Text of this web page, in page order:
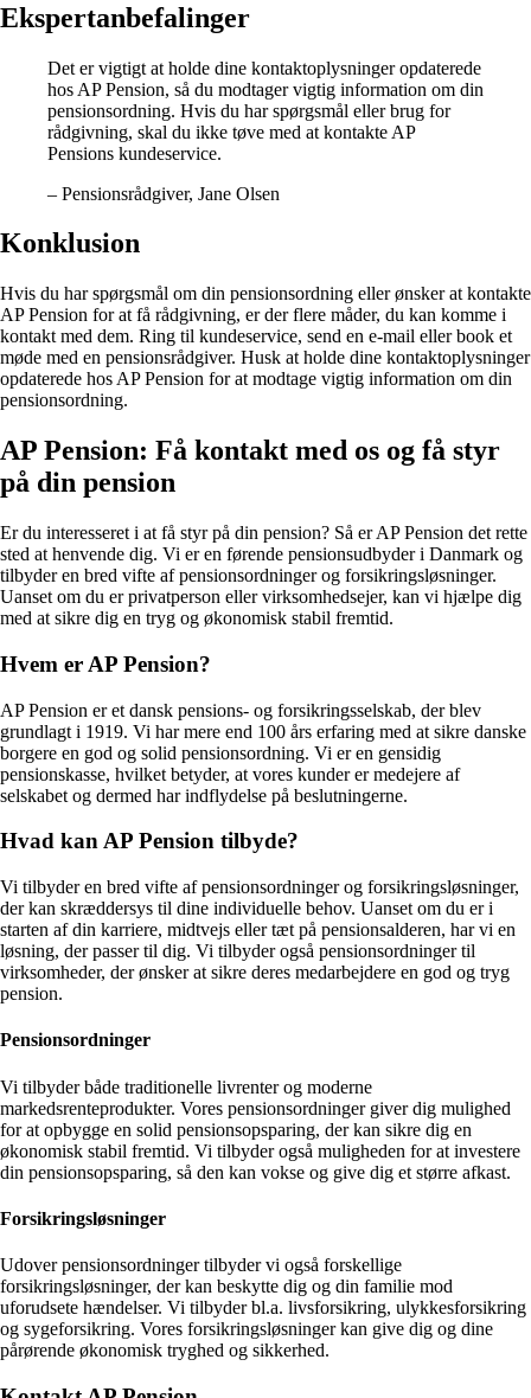
Ekspertanbefalinger
Det er vigtigt at holde dine kontaktoplysninger opdaterede
hos AP Pension, så du modtager vigtig information om din
pensionsordning. Hvis du har spørgsmål eller brug for
rådgivning, skal du ikke tøve med at kontakte AP
Pensions kundeservice.
– Pensionsrådgiver, Jane Olsen
Konklusion
Hvis du har spørgsmål om din pensionsordning eller ønsker at kontakte
AP Pension for at få rådgivning, er der flere måder, du kan komme i
kontakt med dem. Ring til kundeservice, send en e-mail eller book et
møde med en pensionsrådgiver. Husk at holde dine kontaktoplysninger
opdaterede hos AP Pension for at modtage vigtig information om din
pensionsordning.
AP Pension: Få kontakt med os og få styr
på din pension
Er du interesseret i at få styr på din pension? Så er AP Pension det rette
sted at henvende dig. Vi er en førende pensionsudbyder i Danmark og
tilbyder en bred vifte af pensionsordninger og forsikringsløsninger.
Uanset om du er privatperson eller virksomhedsejer, kan vi hjælpe dig
med at sikre dig en tryg og økonomisk stabil fremtid.
Hvem er AP Pension?
AP Pension er et dansk pensions- og forsikringsselskab, der blev
grundlagt i 1919. Vi har mere end 100 års erfaring med at sikre danske
borgere en god og solid pensionsordning. Vi er en gensidig
pensionskasse, hvilket betyder, at vores kunder er medejere af
selskabet og dermed har indflydelse på beslutningerne.
Hvad kan AP Pension tilbyde?
Vi tilbyder en bred vifte af pensionsordninger og forsikringsløsninger,
der kan skræddersys til dine individuelle behov. Uanset om du er i
starten af din karriere, midtvejs eller tæt på pensionsalderen, har vi en
løsning, der passer til dig. Vi tilbyder også pensionsordninger til
virksomheder, der ønsker at sikre deres medarbejdere en god og tryg
pension.
Pensionsordninger
Vi tilbyder både traditionelle livrenter og moderne
markedsrenteprodukter. Vores pensionsordninger giver dig mulighed
for at opbygge en solid pensionsopsparing, der kan sikre dig en
økonomisk stabil fremtid. Vi tilbyder også muligheden for at investere
din pensionsopsparing, så den kan vokse og give dig et større afkast.
Forsikringsløsninger
Udover pensionsordninger tilbyder vi også forskellige
forsikringsløsninger, der kan beskytte dig og din familie mod
uforudsete hændelser. Vi tilbyder bl.a. livsforsikring, ulykkesforsikring
og sygeforsikring. Vores forsikringsløsninger kan give dig og dine
pårørende økonomisk tryghed og sikkerhed.